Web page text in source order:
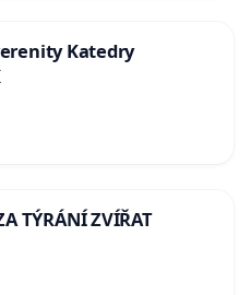
Katedry
TÝRÁNÍ ZVÍŘAT